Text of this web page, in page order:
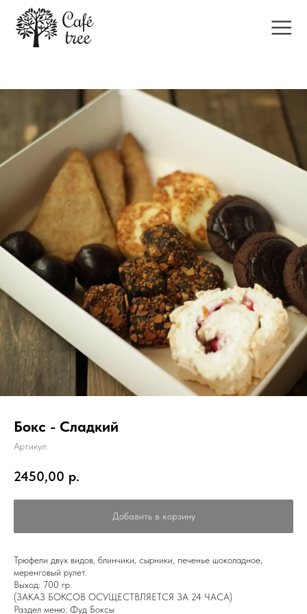
Бокс - Сладкий
Артикул:
2450,00 р.
Добавить в корзину
Трюфели двух видов, блинчики, сырники, печенье шоколадное,
меренговый рулет.
Выход: 700 гр.
(ЗАКАЗ БОКСОВ ОСУЩЕСТВЛЯЕТСЯ ЗА 24 ЧАСА)
Раздел меню: Фуд Боксы